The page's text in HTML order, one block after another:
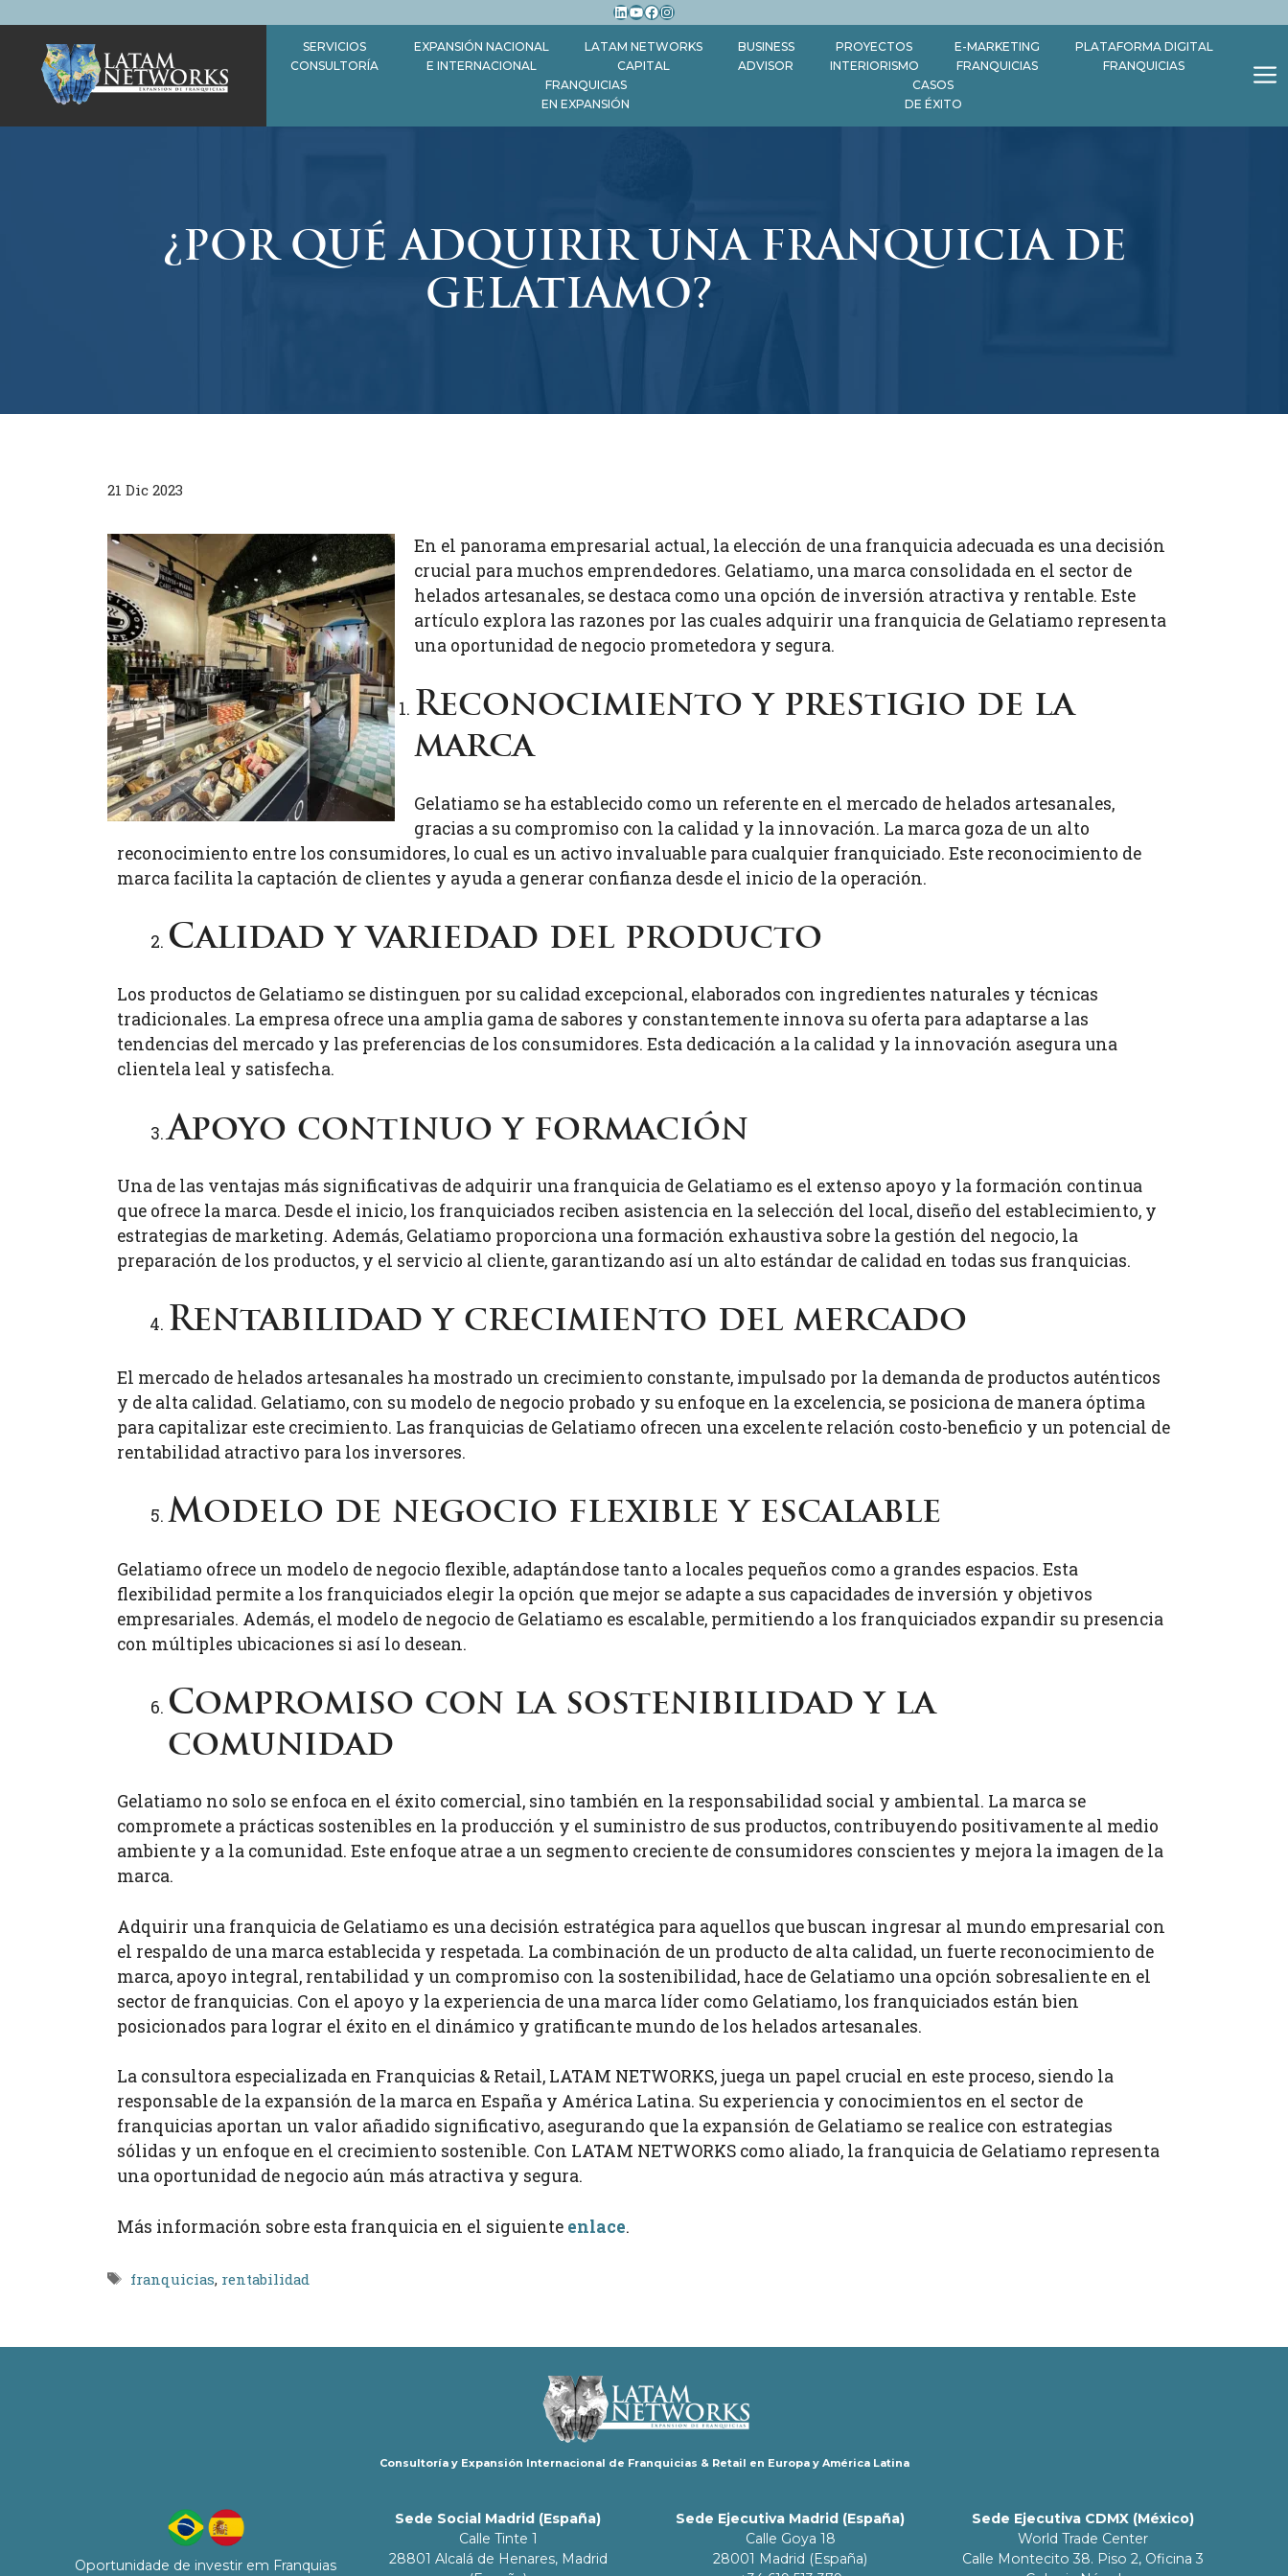
contenido
LinkedIn
YouTube
Facebook
Instagram
SERVICIOS
CONSULTORÍA
EXPANSIÓN NACIONAL
E INTERNACIONAL
LATAM NETWORKS
CAPITAL
BUSINESS
ADVISOR
PROYECTOS
INTERIORISMO
E-MARKETING
FRANQUICIAS
PLATAFORMA DIGITAL
FRANQUICIAS
FRANQUICIAS
EN EXPANSIÓN
CASOS
DE ÉXITO
¿POR QUÉ ADQUIRIR UNA FRANQUICIA DE
GELATIAMO?
21 Dic 2023
En el panorama empresarial actual, la elección de una franquicia adecuada es una decisión
crucial para muchos emprendedores. Gelatiamo, una marca consolidada en el sector de
helados artesanales, se destaca como una opción de inversión atractiva y rentable. Este
artículo explora las razones por las cuales adquirir una franquicia de Gelatiamo representa
una oportunidad de negocio prometedora y segura.
Reconocimiento y prestigio de la
marca
Gelatiamo se ha establecido como un referente en el mercado de helados artesanales,
gracias a su compromiso con la calidad y la innovación. La marca goza de un alto
reconocimiento entre los consumidores, lo cual es un activo invaluable para cualquier franquiciado. Este reconocimiento de
marca facilita la captación de clientes y ayuda a generar confianza desde el inicio de la operación.
Calidad y variedad del producto
Los productos de Gelatiamo se distinguen por su calidad excepcional, elaborados con ingredientes naturales y técnicas
tradicionales. La empresa ofrece una amplia gama de sabores y constantemente innova su oferta para adaptarse a las
tendencias del mercado y las preferencias de los consumidores. Esta dedicación a la calidad y la innovación asegura una
clientela leal y satisfecha.
Apoyo continuo y formación
Una de las ventajas más significativas de adquirir una franquicia de Gelatiamo es el extenso apoyo y la formación continua
que ofrece la marca. Desde el inicio, los franquiciados reciben asistencia en la selección del local, diseño del establecimiento, y
estrategias de marketing. Además, Gelatiamo proporciona una formación exhaustiva sobre la gestión del negocio, la
preparación de los productos, y el servicio al cliente, garantizando así un alto estándar de calidad en todas sus franquicias.
Rentabilidad y crecimiento del mercado
El mercado de helados artesanales ha mostrado un crecimiento constante, impulsado por la demanda de productos auténticos
y de alta calidad. Gelatiamo, con su modelo de negocio probado y su enfoque en la excelencia, se posiciona de manera óptima
para capitalizar este crecimiento. Las franquicias de Gelatiamo ofrecen una excelente relación costo-beneficio y un potencial de
rentabilidad atractivo para los inversores.
Modelo de negocio flexible y escalable
Gelatiamo ofrece un modelo de negocio flexible, adaptándose tanto a locales pequeños como a grandes espacios. Esta
flexibilidad permite a los franquiciados elegir la opción que mejor se adapte a sus capacidades de inversión y objetivos
empresariales. Además, el modelo de negocio de Gelatiamo es escalable, permitiendo a los franquiciados expandir su presencia
con múltiples ubicaciones si así lo desean.
Compromiso con la sostenibilidad y la
comunidad
Gelatiamo no solo se enfoca en el éxito comercial, sino también en la responsabilidad social y ambiental. La marca se
compromete a prácticas sostenibles en la producción y el suministro de sus productos, contribuyendo positivamente al medio
ambiente y a la comunidad. Este enfoque atrae a un segmento creciente de consumidores conscientes y mejora la imagen de la
marca.
Adquirir una franquicia de Gelatiamo es una decisión estratégica para aquellos que buscan ingresar al mundo empresarial con
el respaldo de una marca establecida y respetada. La combinación de un producto de alta calidad, un fuerte reconocimiento de
marca, apoyo integral, rentabilidad y un compromiso con la sostenibilidad, hace de Gelatiamo una opción sobresaliente en el
sector de franquicias. Con el apoyo y la experiencia de una marca líder como Gelatiamo, los franquiciados están bien
posicionados para lograr el éxito en el dinámico y gratificante mundo de los helados artesanales.
La consultora especializada en Franquicias & Retail, LATAM NETWORKS, juega un papel crucial en este proceso, siendo la
responsable de la expansión de la marca en España y América Latina. Su experiencia y conocimientos en el sector de
franquicias aportan un valor añadido significativo, asegurando que la expansión de Gelatiamo se realice con estrategias
sólidas y un enfoque en el crecimiento sostenible. Con LATAM NETWORKS como aliado, la franquicia de Gelatiamo representa
una oportunidad de negocio aún más atractiva y segura.
Más información sobre esta franquicia en el siguiente enlace.
Etiquetas
franquicias, rentabilidad
Consultoría y Expansión Internacional de Franquicias & Retail en Europa y América Latina
Oportunidade de investir em Franquias
Sede Social Madrid (España)
Calle Tinte 1
28801 Alcalá de Henares, Madrid
Sede Ejecutiva Madrid (España)
Calle Goya 18
28001 Madrid (España)
Sede Ejecutiva CDMX (México)
World Trade Center
Calle Montecito 38. Piso 2, Oficina 3